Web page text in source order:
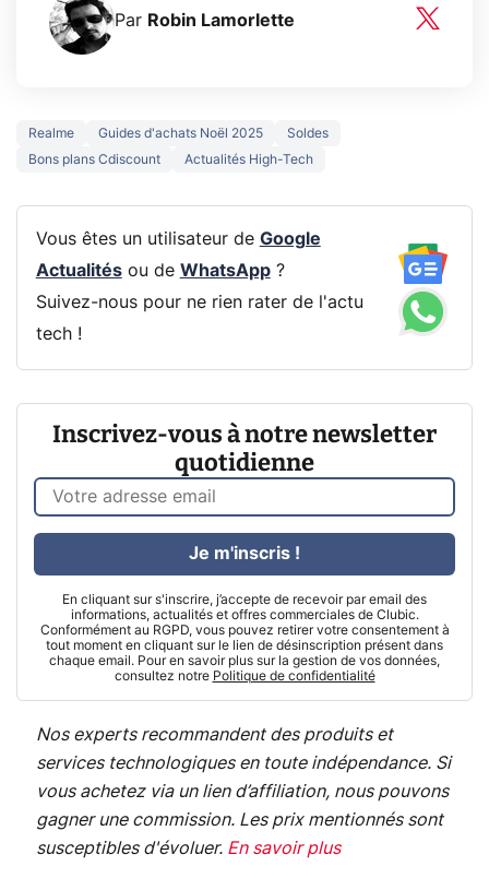
Par Robin Lamorlette
Realme Guides d'achats Noël 2025
Soldes
Bons plans Cdiscount
Actualités High-Tech
Vous êtes un utilisateur de Google
Actualitésou de WhatsApp?
Suivez-nous pour ne rien rater de l'actu
tech !
Inscrivez-vous à notre newsletter
quotidienne
En cliquant sur s'inscrire, j’accepte de recevoir par email des
informations, actualités et offres commerciales de Clubic.
Conformément au RGPD, vous pouvez retirer votre consentement à
tout moment en cliquant sur le lien de désinscription présent dans
chaque email. Pour en savoir plus sur la gestion de vos données,
consultez notre Politique de confidentialité
Je m'inscris !
Nos experts recommandent des produits et
services technologiques en toute indépendance. Si
vous achetez via un lien d’affiliation, nous pouvons
gagner une commission. Les prix mentionnés sont
susceptibles d'évoluer. En savoir plus